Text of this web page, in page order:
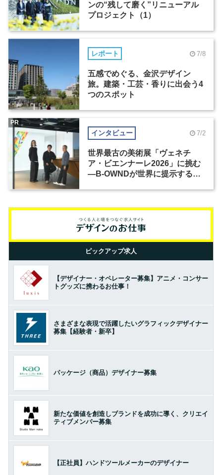
ンの“残して磨く”リニューアル
プロジェクト（1）
レポート 7/8
五感でめぐる、金沢デザイン
旅。建築・工芸・香りに出会う4
つのスポット
インタビュー 7/2
世界最古の美術展「ヴェネチ
ア・ビエンナーレ2026」に挑む
―B-OWNDが世界に提示する美
PR
ピックアップ求人
【デザイナー・オペレーター募集】アニメ・コンサー
トグッズに携わるお仕事！
さまざまな表現で活躍したいグラフィックデザイナー
募集【経験者・新卒】
パッケージ（商品）デザイナー募集
新たな価値を創造しブランドを成功に導く、クリエイ
ティブメンバー募集
【正社員】ハンドツールメーカーのデザイナー